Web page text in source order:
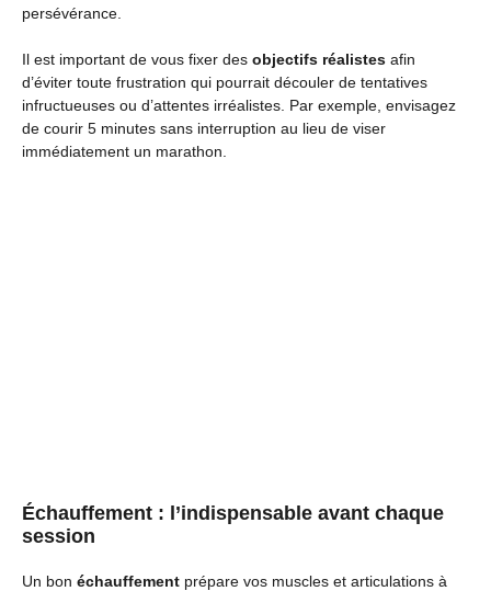
persévérance.
Il est important de vous fixer des objectifs réalistes afin
d’éviter toute frustration qui pourrait découler de tentatives
infructueuses ou d’attentes irréalistes. Par exemple, envisagez
de courir 5 minutes sans interruption au lieu de viser
immédiatement un marathon.
Échauffement : l’indispensable avant chaque
session
Un bon échauffement prépare vos muscles et articulations à